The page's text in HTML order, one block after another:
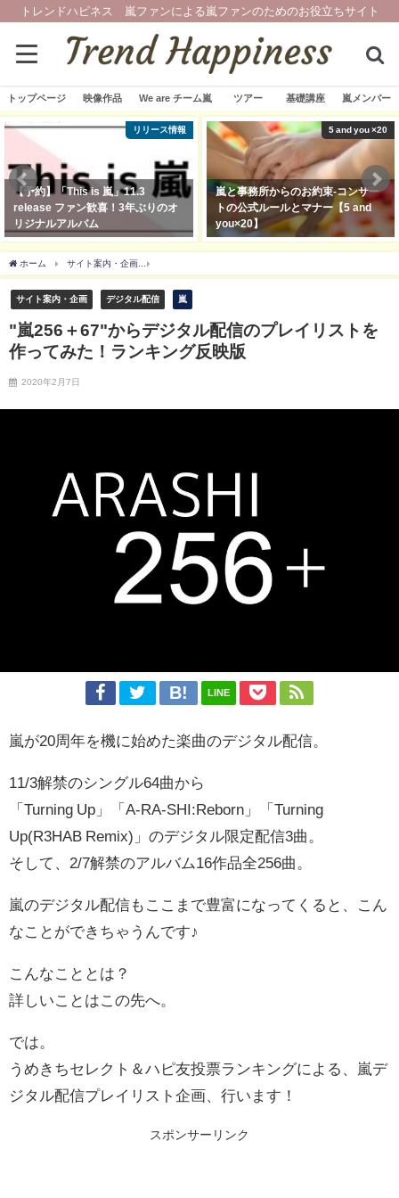
トレンドハピネス 嵐ファンによる嵐ファンのためのお役立ちサイト
トップページ 映像作品 We are チーム嵐 ツアー 基礎講座 嵐メンバー
リリース情報
【予約】「This is 嵐」11.3
release ファン歓喜！3年ぶりのオ
リジナルアルバム
5 and you ×20
嵐と事務所からのお約束-コンサー
トの公式ルールとマナー【5 and
you×20】
ホーム サイト案内・企画
サイト案内・企画 デジタル配信 嵐
"嵐256＋67"からデジタル配信のプレイリストを
作ってみた！ランキング反映版
2020年2月7日
LINE
嵐が20周年を機に始めた楽曲のデジタル配信。
11/3解禁のシングル64曲から
「Turning Up」「A-RA-SHI:Reborn」「Turning
Up(R3HAB Remix)」のデジタル限定配信3曲。
そして、2/7解禁のアルバム16作品全256曲。
嵐のデジタル配信もここまで豊富になってくると、こん
なことができちゃうんです♪
こんなこととは？
詳しいことはこの先へ。
では。
うめきちセレクト＆ハピ友投票ランキングによる、嵐デ
ジタル配信プレイリスト企画、行います！
スポンサーリンク